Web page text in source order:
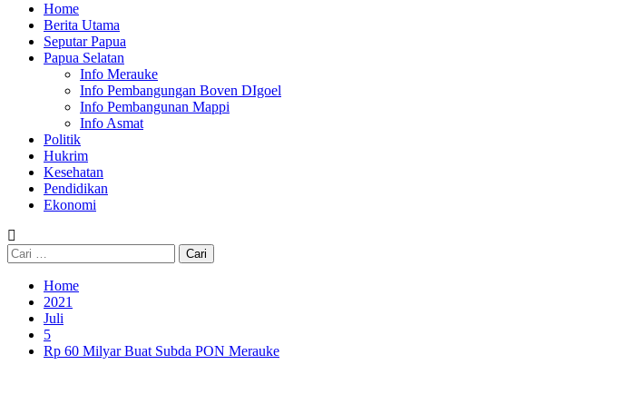
Home
Berita Utama
Seputar Papua
Papua Selatan
Info Merauke
Info Pembangungan Boven DIgoel
Info Pembangunan Mappi
Info Asmat
Politik
Hukrim
Kesehatan
Pendidikan
Ekonomi
Cari
untuk:
Home
2021
Juli
5
Rp 60 Milyar Buat Subda PON Merauke